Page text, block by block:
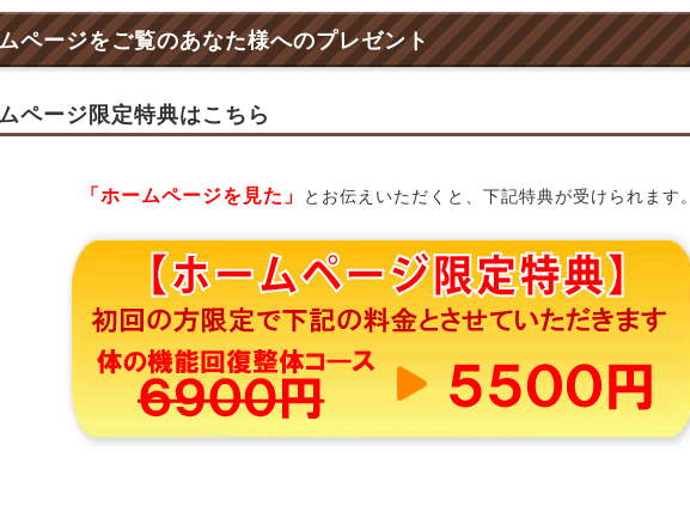
ページをご覧のあなた様へのプレゼント
ページ限定特典はこちら
「ホームページを見た」 とお伝えいただくと、下記特典が受けられます。